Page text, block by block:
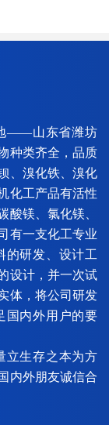
——山东省潍坊
种类齐全，品质
、溴化铁、溴化
化工产品有活性
酸镁、氯化镁、
有一支化工专业
的研发、设计工
设计，并一次试
体，将公司研发
国内外用户的要
立生存之本为方
内外朋友诚信合